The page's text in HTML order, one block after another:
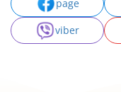
page
viber